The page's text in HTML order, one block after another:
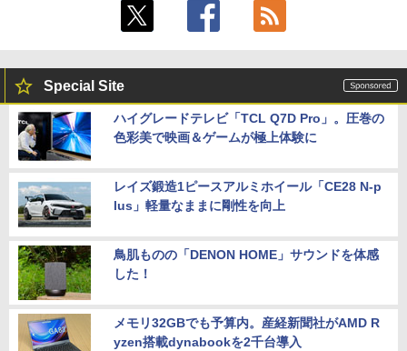
Special Site
ハイグレードテレビ「TCL Q7D Pro」。圧巻の
色彩美で映画＆ゲームが極上体験に
レイズ鍛造1ピースアルミホイール「CE28 N-p
lus」軽量なままに剛性を向上
鳥肌ものの「DENON HOME」サウンドを体感
した！
メモリ32GBでも予算内。産経新聞社がAMD R
yzen搭載dynabookを2千台導入